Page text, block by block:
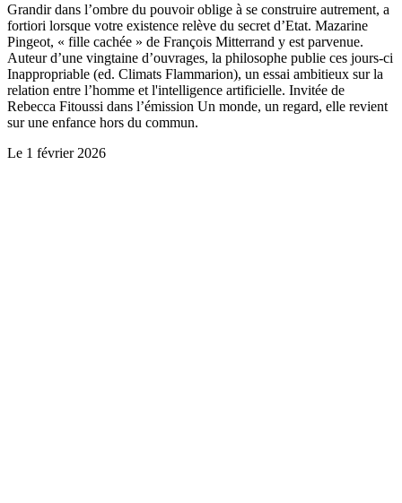
Grandir dans l’ombre du pouvoir oblige à se construire autrement, a
fortiori lorsque votre existence relève du secret d’Etat. Mazarine
Pingeot, « fille cachée » de François Mitterrand y est parvenue.
Auteur d’une vingtaine d’ouvrages, la philosophe publie ces jours-ci
Inappropriable (ed. Climats Flammarion), un essai ambitieux sur la
relation entre l’homme et l'intelligence artificielle. Invitée de
Rebecca Fitoussi dans l’émission Un monde, un regard, elle revient
sur une enfance hors du commun.
Le 1 février 2026